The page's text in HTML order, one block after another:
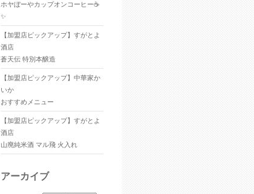
ホヤぼーやカップオンコーヒー☕
✨
【加盟店ピックアップ】すがとよ
酒店
蒼天伝 特別本醸造
【加盟店ピックアップ】中華家か
いか
おすすめメニュー
【加盟店ピックアップ】すがとよ
酒店
山廃純米酒 マル飛 火入れ
アーカイブ